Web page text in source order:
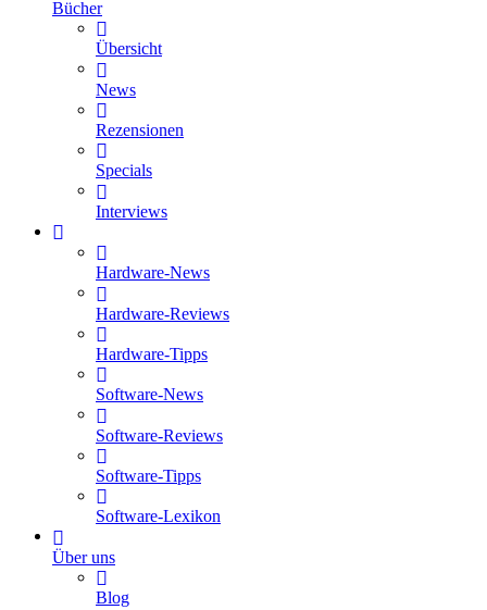
Bücher
Übersicht
News
Rezensionen
Specials
Interviews
Hardware-News
Hardware-Reviews
Hardware-Tipps
Software-News
Software-Reviews
Software-Tipps
Software-Lexikon
Über uns
Blog